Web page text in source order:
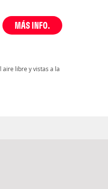
MÁS INFO.
aire libre y vistas a la